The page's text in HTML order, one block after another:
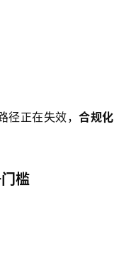
径正在失效，合规化
槛